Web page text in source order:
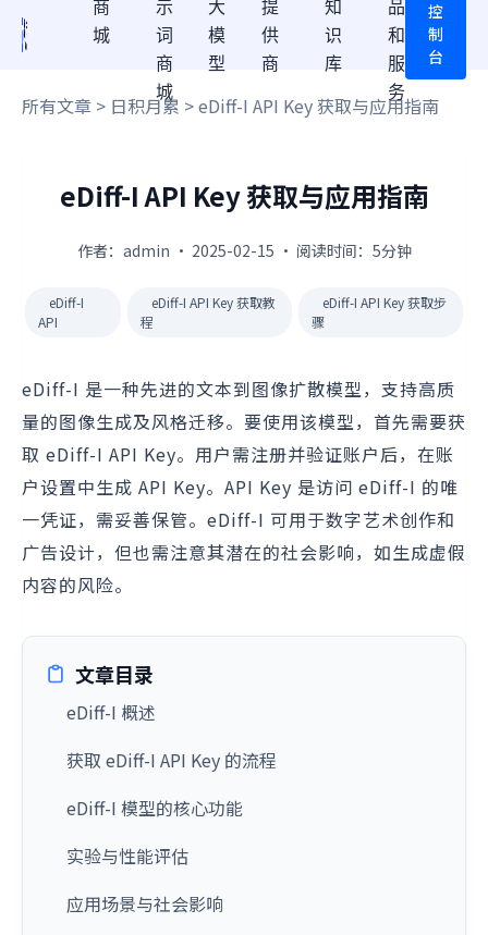
商
城
示
词
商
城
大
模
型
提
供
商
知
识
库
品
和
服
务
控
制
台
所有文章 > 日积月累 > eDiff-I API Key 获取与应用指南
eDiff-I API Key 获取与应用指南
作者：admin · 2025-02-15 · 阅读时间：5分钟
eDiff-I
API
eDiff-I API Key 获取教
程
eDiff-I API Key 获取步
骤
eDiff-I 是一种先进的文本到图像扩散模型，支持高质
量的图像生成及风格迁移。要使用该模型，首先需要获
取 eDiff-I API Key。用户需注册并验证账户后，在账
户设置中生成 API Key。API Key 是访问 eDiff-I 的唯
一凭证，需妥善保管。eDiff-I 可用于数字艺术创作和
广告设计，但也需注意其潜在的社会影响，如生成虚假
内容的风险。
文章目录
eDiff-I 概述
获取 eDiff-I API Key 的流程
eDiff-I 模型的核心功能
实验与性能评估
应用场景与社会影响